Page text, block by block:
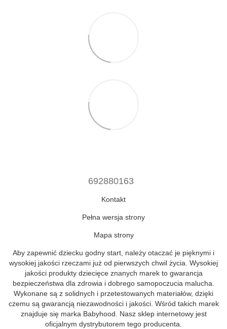
692880163
Kontakt
Pełna wersja strony
Mapa strony
Aby zapewnić dziecku godny start, należy otaczać je pięknymi i
wysokiej jakości rzeczami już od pierwszych chwil życia. Wysokiej
jakości produkty dziecięce znanych marek to gwarancja
bezpieczeństwa dla zdrowia i dobrego samopoczucia malucha.
Wykonane są z solidnych i przetestowanych materiałów, dzięki
czemu są gwarancją niezawodności i jakości. Wśród takich marek
znajduje się marka Babyhood. Nasz sklep internetowy jest
oficjalnym dystrybutorem tego producenta.